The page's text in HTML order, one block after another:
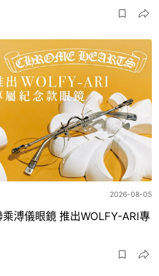
2026-08-05
溥儀眼鏡 推出WOLFY-ARI專